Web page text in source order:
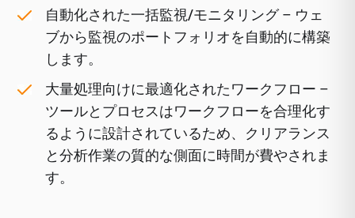
自動化された一括監視/モニタリング– ウェ
ブから監視のポートフォリオを自動的に構築
します。
大量処理向けに最適化されたワークフロー –
ツールとプロセスはワークフローを合理化す
るように設計されているため、クリアランス
と分析作業の質的な側面に時間が費やされま
す。